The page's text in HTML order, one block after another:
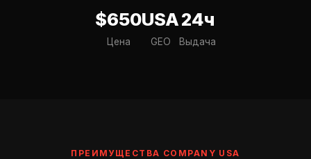
$650
Цена
USA
GEO
24ч
Выдача
ПРЕИМУЩЕСТВА COMPANY USA